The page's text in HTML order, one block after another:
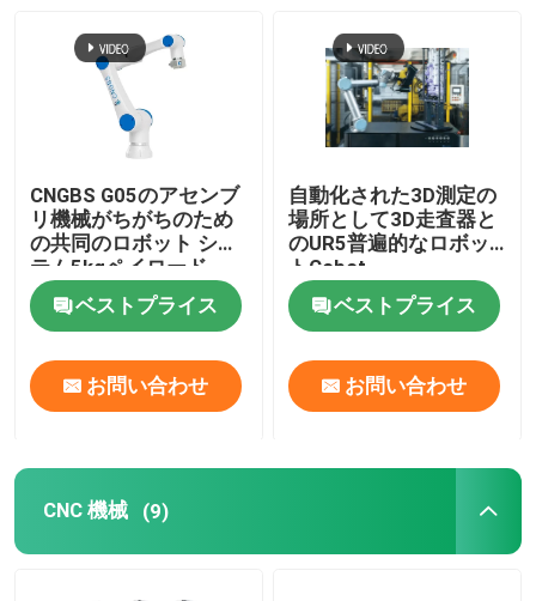
CNGBS G05のアセンブ
リ機械がちがちのため
の共同のロボット シス
テム5kgペイロード
800mmの範囲
ベストプライス
お問い合わせ
自動化された3D測定の
場所として3D走査器と
のUR5普遍的なロボッ
トCobot
ベストプライス
お問い合わせ
CNC 機械 (9)